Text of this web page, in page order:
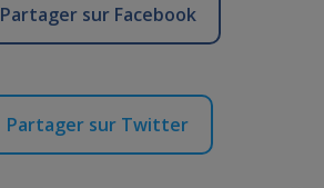
Partager sur Facebook
Partager sur Twitter